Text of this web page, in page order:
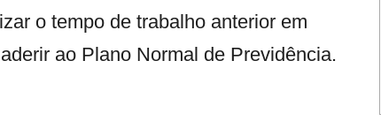
o tempo de trabalho anterior em
ao Plano Normal de Previdência.